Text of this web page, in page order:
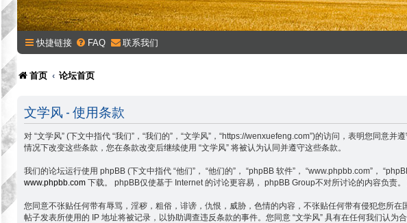
快捷链接 FAQ 联系我们
首页 论坛首页
文学风 - 使用条款
对 “文学风” (下文中指代 “我们”，“我们的”，“文学风”，“https://wenxuefeng.com”)的访问，表明您同
情况下改变这些条款，您在条款改变后继续使用 “文学风” 将被认为认同并遵守这些条款。
我们的论坛运行使用 phpBB (下文中指代 “他们”， “他们的”， “phpBB 软件”， “www.phpbb.com”，
www.phpbb.com 下载。 phpBB仅使基于 Internet 的讨论更容易， phpBB Group不对所讨论的内容负责
您同意不张贴任何带有辱骂，淫秽，粗俗，诽谤，仇恨，威胁，色情的内容，不张贴任何带有侵犯您所
帖子发表所使用的 IP 地址将被记录，以协助调查违反条款的事件。您同意 “文学风” 具有在任何我们认